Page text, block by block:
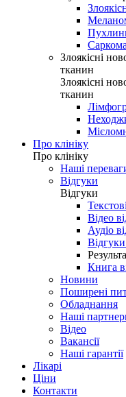
Злоякісні
тканин
Злоякісні
тканин
Про клініку
Про клініку
Наші
Відгуки
Відгуки
Відео
Аудіо
Книга
Новини
Поширені
Обладнання
Наші
Відео
Вакансії
Наші гарантії
Лікарі
Ціни
Контакти